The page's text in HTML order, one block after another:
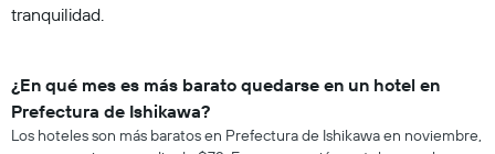
tranquilidad.
¿En qué mes es más barato quedarse en un hotel en
Prefectura de Ishikawa?
Los hoteles son más baratos en Prefectura de Ishikawa en noviembre,